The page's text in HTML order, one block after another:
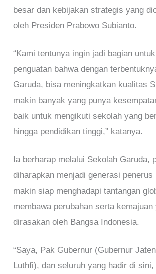
besar dan kebijakan strategis yang
oleh Presiden Prabowo Subianto.
“Kami tentunya ingin jadi bagian
penguatan bahwa dengan
Garuda, bisa meningkatkan kualitas
makin banyak yang punya
baik untuk mengikuti sekolah yang
hingga pendidikan tinggi,” katanya.
Ia berharap melalui Sekolah Garuda,
diharapkan menjadi generasi penerus
makin siap menghadapi tantangan
membawa perubahan serta kemajuan
dirasakan oleh Bangsa Indonesia.
“Saya, Pak Gubernur (Gubernur
Luthfi), dan seluruh yang hadir di